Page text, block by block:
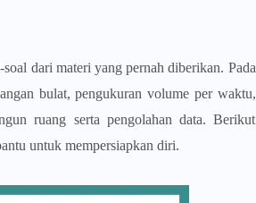
dari materi yang pernah diberikan. Pada
bulat, pengukuran volume per waktu,
ruang serta pengolahan data. Berikut
untuk mempersiapkan diri.